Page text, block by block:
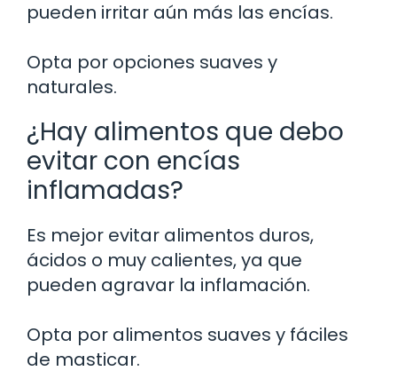
pueden irritar aún más las encías.
Opta por opciones suaves y
naturales.
¿Hay alimentos que debo
evitar con encías
inflamadas?
Es mejor evitar alimentos duros,
ácidos o muy calientes, ya que
pueden agravar la inflamación.
Opta por alimentos suaves y fáciles
de masticar.